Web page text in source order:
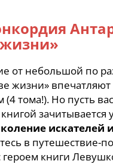
от небольшой по
жизни»
тома!). Но пусть
книгой зачитывается
искателей
в путешествие-
героем книги